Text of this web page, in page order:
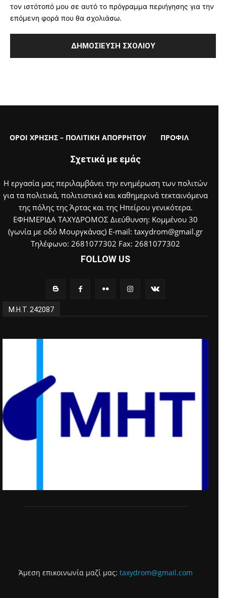
τον ιστότοπό μου σε αυτό το πρόγραμμα περιήγησης για την
επόμενη φορά που θα σχολιάσω.
ΟΡΟΙ ΧΡΗΣΗΣ – ΠΟΛΙΤΙΚΗ ΑΠΟΡΡΗΤΟΥ ΠΡΟΦΙΛ
Σχετικά με εμάς
Η εργασία μας περιλαμβάνει την ενημέρωση των πολιτών
για τα πολιτικά, πολιτιστικά και καθημερινά τεκταινόμενα
της πόλης της Άρτας και της Ηπείρου γενικότερα.
ΕΦΗΜΕΡΙΔΑ ΤΑΧΥΔΡΟΜΟΣ Διεύθυνση: Κομμένου 30
(γωνία με οδό Μουργκάνας) E-mail: taxydrom@gmail.gr
Τηλέφωνο: 2681077302 Fax: 2681077302
FOLLOW US
Μ.Η.Τ. 242087
Άμεση επικοινωνία μαζί μας: taxydrom@gmail.com